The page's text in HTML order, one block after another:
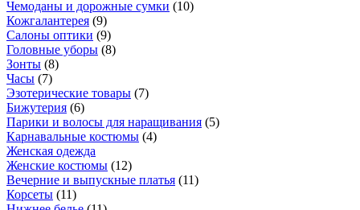
Чемоданы и дорожные сумки (10)
Кожгалантерея (9)
Салоны оптики (9)
Головные уборы (8)
Зонты (8)
Часы (7)
Эзотерические товары (7)
Бижутерия (6)
Парики и волосы для наращивания (5)
Карнавальные костюмы (4)
Женская одежда
Женские костюмы (12)
Вечерние и выпускные платья (11)
Корсеты (11)